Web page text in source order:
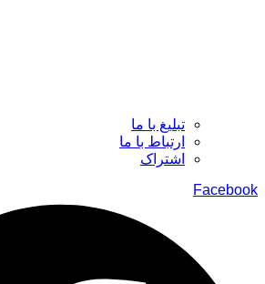
تبلیغ با ما
ارتباط با ما
اشتراک
Facebook